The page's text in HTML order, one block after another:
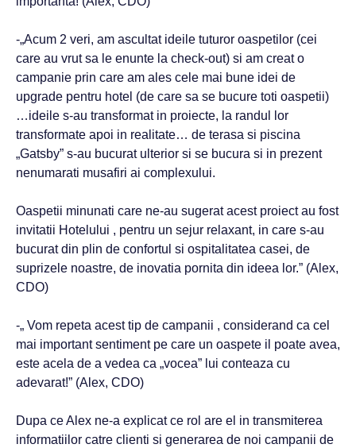
-„Acum 2 veri, am ascultat ideile tuturor oaspetilor (cei
care au vrut sa le enunte la check-out) si am creat o
campanie prin care am ales cele mai bune idei de
upgrade pentru hotel (de care sa se bucure toti oaspetii)
…ideile s-au transformat in proiecte, la randul lor
transformate apoi in realitate… de terasa si piscina
„Gatsby” s-au bucurat ulterior si se bucura si in prezent
nenumarati musafiri ai complexului.
Oaspetii minunati care ne-au sugerat acest proiect au fost
invitatii Hotelului , pentru un sejur relaxant, in care s-au
bucurat din plin de confortul si ospitalitatea casei, de
suprizele noastre, de inovatia pornita din ideea lor.” (Alex,
CDO)
-„ Vom repeta acest tip de campanii , considerand ca cel
mai important sentiment pe care un oaspete il poate avea,
este acela de a vedea ca „vocea” lui conteaza cu
adevarat!” (Alex, CDO)
Dupa ce Alex ne-a explicat ce rol are el in transmiterea
informatiilor catre clienti si generarea de noi campanii de